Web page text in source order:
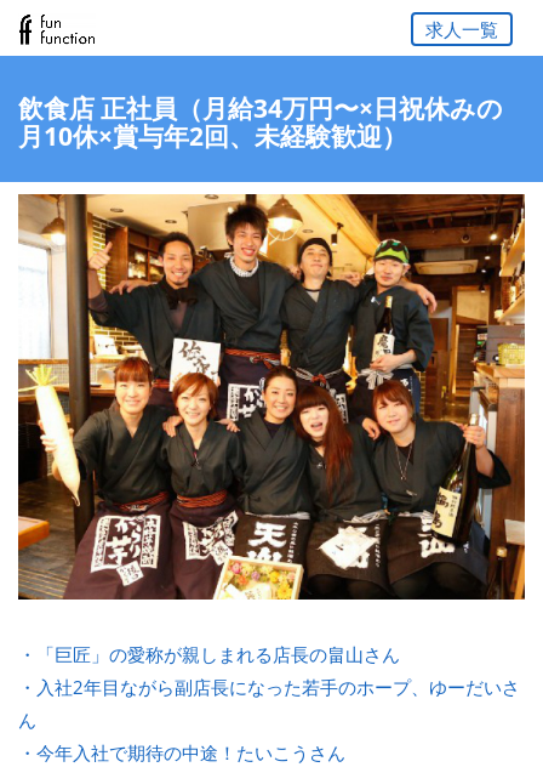
求人一覧
飲食店 正社員（月給34万円〜×日祝休みの
月10休×賞与年2回、未経験歓迎）
・「巨匠」の愛称が親しまれる店長の畠山さん
・入社2年目ながら副店長になった若手のホープ、ゆーだいさ
ん
・今年入社で期待の中途！たいこうさん